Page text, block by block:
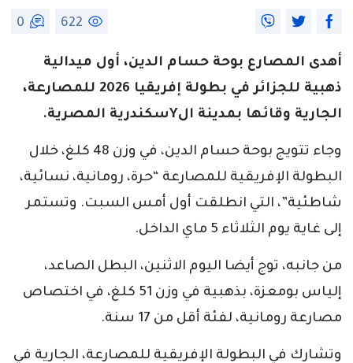
622
0
أهدى المصارع بوحة حسام الدين، أول ميدالية
ذهبية للجزائر في بطولة إفريقيا 2026 للمصارعة،
الجارية وقائها بمدينة الYسكندرية المصرية.
وجاء تتويج بوحة حسام الدين، في وزن 48 كلغ، خلال
البطولة الإفريقية للمصارعة “حرة، رومانية، نسائية،
شاطئية”، التي انطلقت أول أمس السبت. وتستمر
إلى غاية يوم الثلاثاء 5 ماي الداخل.
من جانبه، توج أيضا اليوم الاثنين، البطل الصاعد،
إلياس بومعزة، بذهبية في وزن 51 كلغ، في اختصاص
مصارعة رومانية، لفئة أقل من 17 سنة.
وتشارك في البطولة الإفريقية للمصارعة، الجارية في